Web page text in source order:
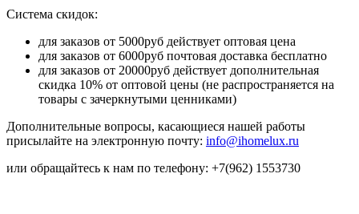
Система скидок:
для заказов от 5000руб действует оптовая цена
для заказов от 6000руб почтовая доставка бесплатно
для заказов от 20000руб действует дополнительная
скидка 10% от оптовой цены (не распространяется на
товары с зачеркнутыми ценниками)
Дополнительные вопросы, касающиеся нашей работы
присылайте на электронную почту: info@ihomelux.ru
или обращайтесь к нам по телефону: +7(962) 1553730